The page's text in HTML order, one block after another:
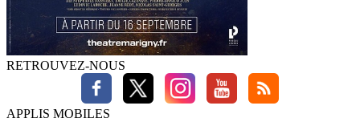
RETROUVEZ-NOUS
APPLIS MOBILES